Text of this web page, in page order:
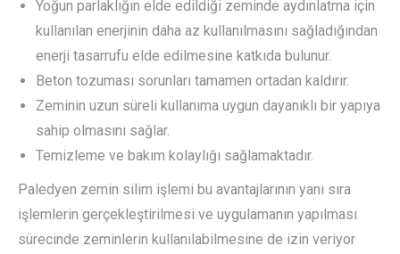
Yoğun parlaklığın elde edildiği zeminde aydınlatma için
kullanılan enerjinin daha az kullanılmasını sağladığından
enerji tasarrufu elde edilmesine katkıda bulunur.
Beton tozuması sorunları tamamen ortadan kaldırır.
Zeminin uzun süreli kullanıma uygun dayanıklı bir yapıya
sahip olmasını sağlar.
Temizleme ve bakım kolaylığı sağlamaktadır.
Paledyen zemin silim işlemi bu avantajlarının yanı sıra
işlemlerin gerçekleştirilmesi ve uygulamanın yapılması
sürecinde zeminlerin kullanılabilmesine de izin veriyor